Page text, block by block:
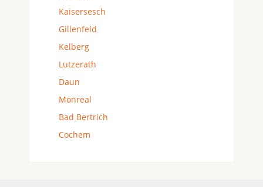
Kaisersesch
Gillenfeld
Kelberg
Lutzerath
Daun
Monreal
Bad Bertrich
Cochem